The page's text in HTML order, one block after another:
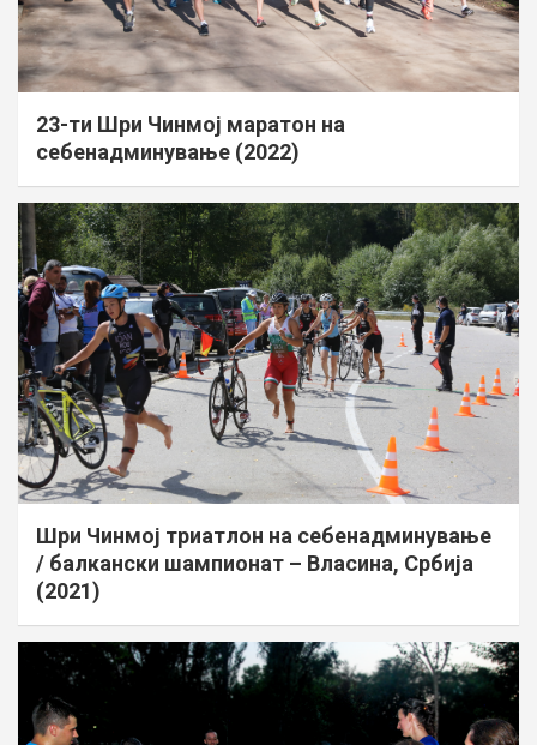
23-ти Шри Чинмој маратон на
себенадминување (2022)
Шри Чинмој триатлон на себенадминување
/ балкански шампионат – Власина, Србија
(2021)